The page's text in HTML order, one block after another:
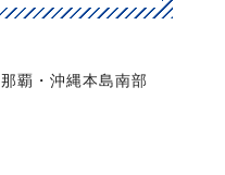
那覇・沖縄本島南部